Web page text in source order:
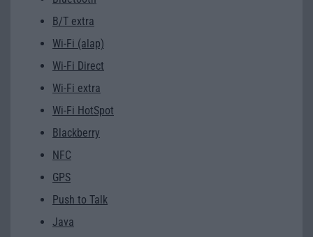
B/T extra
Wi-Fi (alap)
Wi-Fi Direct
Wi-Fi extra
Wi-Fi HotSpot
Blackberry
NFC
GPS
Push to Talk
Java